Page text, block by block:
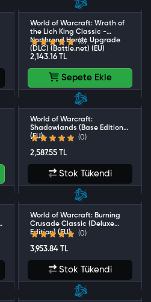
World of Warcraft: Wrath of
the Lich King Classic -
Northrend Heroic Upgrade
(DLC) (Battle.net) (EU)
(0)
2,143.16 TL
Sepete Ekle
World of Warcraft:
Shadowlands (Base Edition)
(EU)
(0)
2,587.55 TL
Stok Tükendi
World of Warcraft: Burning
Crusade Classic (Deluxe
Edition) (EU)
(0)
3,953.84 TL
Stok Tükendi